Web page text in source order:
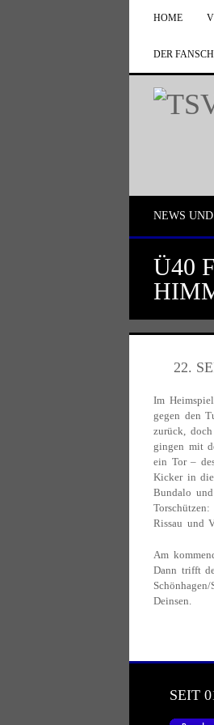
HOME
DER
NEWS
Ü40
22.
Im
gegen den
zurück,
gingen mit
ein Tor –
Kicker in die
Bundalo
Rissau und
Am
Dann trifft
Deinsen.
SEIT